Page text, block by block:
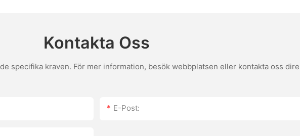
Kontakta Oss
specifika kraven. För mer information, besök webbplatsen eller kontakta oss
E-Post: